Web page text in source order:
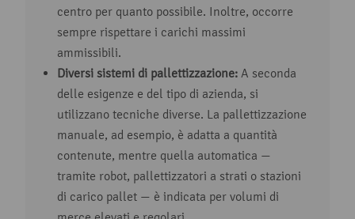
centro per quanto possibile. Inoltre, occorre
sempre rispettare i carichi massimi
ammissibili.
Diversi sistemi di pallettizzazione: A seconda
delle esigenze e del tipo di azienda, si
utilizzano tecniche diverse. La pallettizzazione
manuale, ad esempio, è adatta a quantità
contenute, mentre quella automatica —
tramite robot, pallettizzatori a strati o stazioni
di carico pallet — è indicata per volumi di